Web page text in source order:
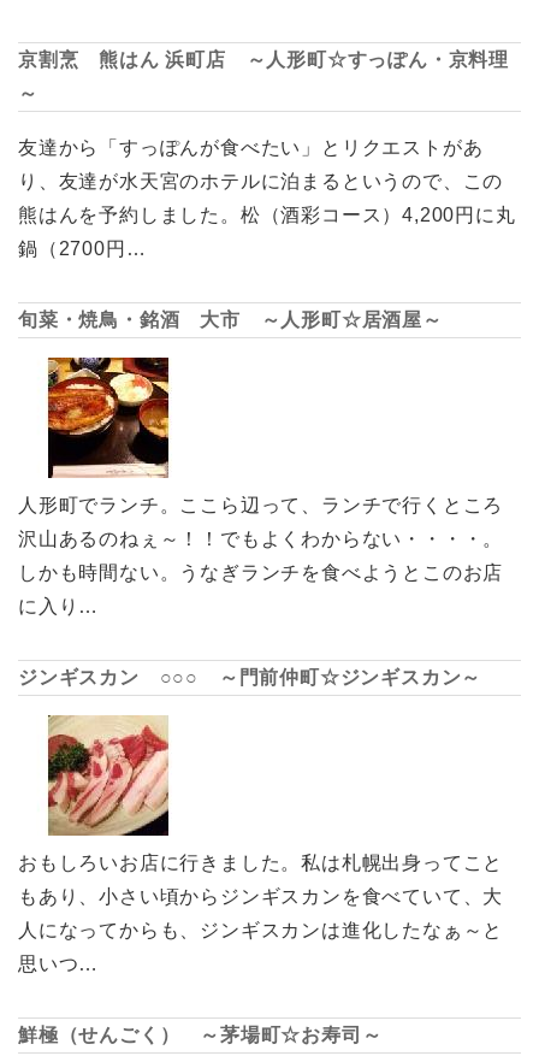
京割烹 熊はん 浜町店 ～人形町☆すっぽん・京料理
～
友達から「すっぽんが食べたい」とリクエストがあ
り、友達が水天宮のホテルに泊まるというので、この
熊はんを予約しました。松（酒彩コース）4,200円に丸
鍋（2700円…
旬菜・焼鳥・銘酒 大市 ～人形町☆居酒屋～
人形町でランチ。ここら辺って、ランチで行くところ
沢山あるのねぇ～！！でもよくわからない・・・・。
しかも時間ない。うなぎランチを食べようとこのお店
に入り…
ジンギスカン ○○○ ～門前仲町☆ジンギスカン～
おもしろいお店に行きました。私は札幌出身ってこと
もあり、小さい頃からジンギスカンを食べていて、大
人になってからも、ジンギスカンは進化したなぁ～と
思いつ…
鮮極（せんごく） ～茅場町☆お寿司～